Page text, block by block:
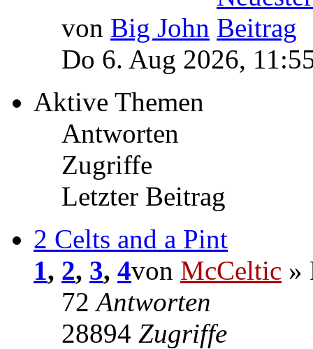
von Big John
Do 6. Aug 2026,
Aktive Themen
Antworten
Zugriffe
Letzter Beitrag
2 Celts and a Pint
1, 2, 3, 4von McCeltic »
72Antworten
28894 Zugriffe